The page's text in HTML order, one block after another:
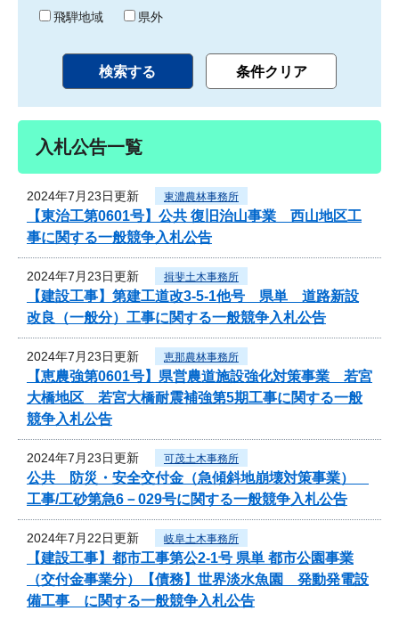
飛騨地域
県外
入札公告一覧
2024年7月23日更新 東濃農林事務所
【東治工第0601号】公共 復旧治山事業 西山地区工
事に関する一般競争入札公告
2024年7月23日更新 揖斐土木事務所
【建設工事】第建工道改3-5-1他号 県単 道路新設
改良（一般分）工事に関する一般競争入札公告
2024年7月23日更新 恵那農林事務所
【恵農強第0601号】県営農道施設強化対策事業 若宮
大橋地区 若宮大橋耐震補強第5期工事に関する一般
競争入札公告
2024年7月23日更新 可茂土木事務所
公共 防災・安全交付金（急傾斜地崩壊対策事業）
工事/工砂第急6－029号に関する一般競争入札公告
2024年7月22日更新 岐阜土木事務所
【建設工事】都市工事第公2-1号 県単 都市公園事業
（交付金事業分）【債務】世界淡水魚園 発動発電設
備工事 に関する一般競争入札公告